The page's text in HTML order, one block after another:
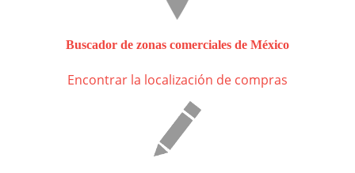
Buscador de zonas comerciales de México
Encontrar la localización de compras